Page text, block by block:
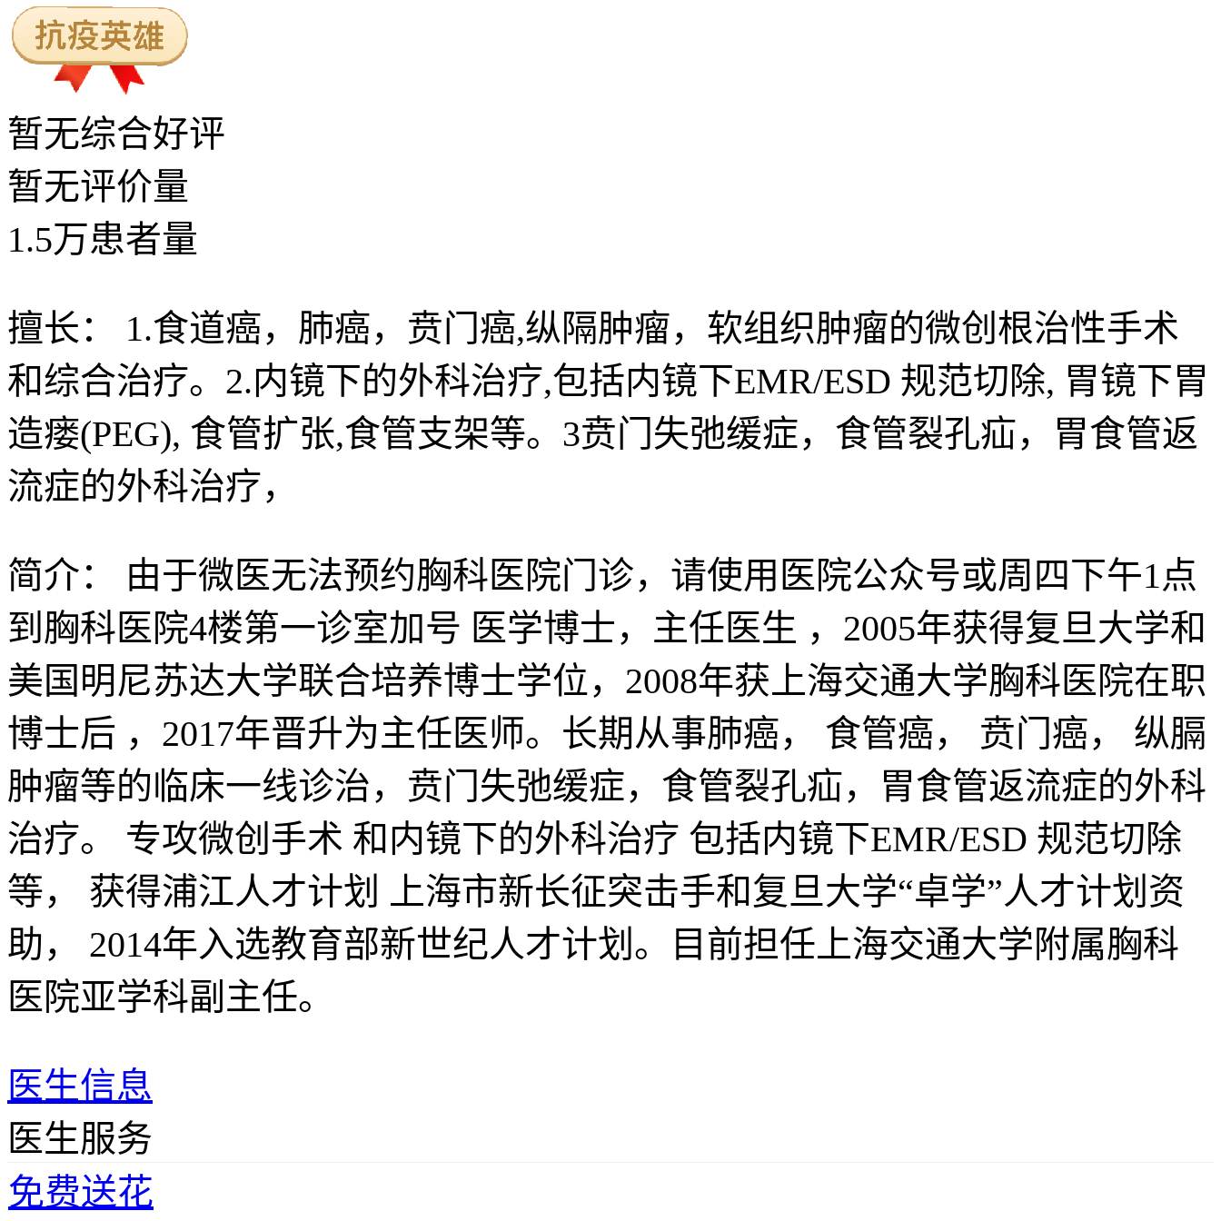
暂无综合好评
暂无评价量
1.5万患者量
擅长：
1.食道癌，肺癌，贲门癌,纵隔肿瘤，软组织肿瘤的微创根治性手术
和综合治疗。2.内镜下的外科治疗,包括内镜下EMR/ESD 规范切除, 胃镜下胃
造瘘(PEG), 食管扩张,食管支架等。3贲门失弛缓症，食管裂孔疝，胃食管返
流症的外科治疗，
简介：
由于微医无法预约胸科医院门诊，请使用医院公众号或周四下午1点
到胸科医院4楼第一诊室加号 医学博士，主任医生 ，2005年获得复旦大学和
美国明尼苏达大学联合培养博士学位，2008年获上海交通大学胸科医院在职
博士后 ，2017年晋升为主任医师。长期从事肺癌， 食管癌， 贲门癌， 纵膈
肿瘤等的临床一线诊治，贲门失弛缓症，食管裂孔疝，胃食管返流症的外科
治疗。 专攻微创手术 和内镜下的外科治疗 包括内镜下EMR/ESD 规范切除
等， 获得浦江人才计划 上海市新长征突击手和复旦大学“卓学”人才计划资
助， 2014年入选教育部新世纪人才计划。目前担任上海交通大学附属胸科
医院亚学科副主任。
医生信息
医生服务
免费送花